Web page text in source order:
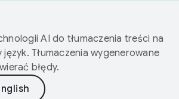
AI do tłumaczenia treści na
Tłumaczenia wygenerowane
błędy.